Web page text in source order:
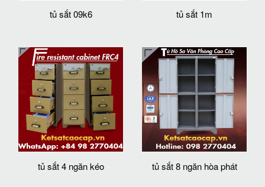
tủ sắt 09k6 tủ sắt 1m
tủ sắt 4 ngăn kéo tủ sắt 8 ngăn hòa phát